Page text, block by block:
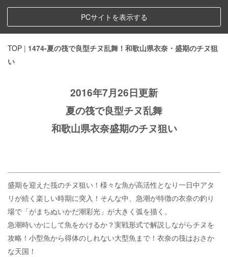
PCサイトを表示する
TOP | 1474-夏の筏で良型チヌ乱舞！和歌山県衣奈・盛期のチヌ狙
い
2016年7月26日更新
夏の筏で良型チヌ乱舞
和歌山県衣奈盛期のチヌ狙い
盛期を迎えた筏のチヌ狙い！様々な魚が高活性となり一日中アタ
リが続く楽しい時期に突入！そんな中、急潮が特徴の衣奈の釣り
場で「がまちぬいかだ潮彩光」が大きく弧を描く。
急潮時いかにして魚をかけるか？実戦形式で解説しながらチヌを
攻略！小型魚から得体のしれない大型魚まで！衣奈の筏はおさか
な天国！